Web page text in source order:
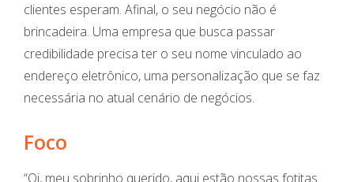
clientes esperam. Afinal, o seu negócio não é
brincadeira. Uma empresa que busca passar
credibilidade precisa ter o seu nome vinculado ao
endereço eletrônico, uma personalização que se faz
necessária no atual cenário de negócios.
Foco
“Oi, meu sobrinho querido, aqui estão nossas fotitas